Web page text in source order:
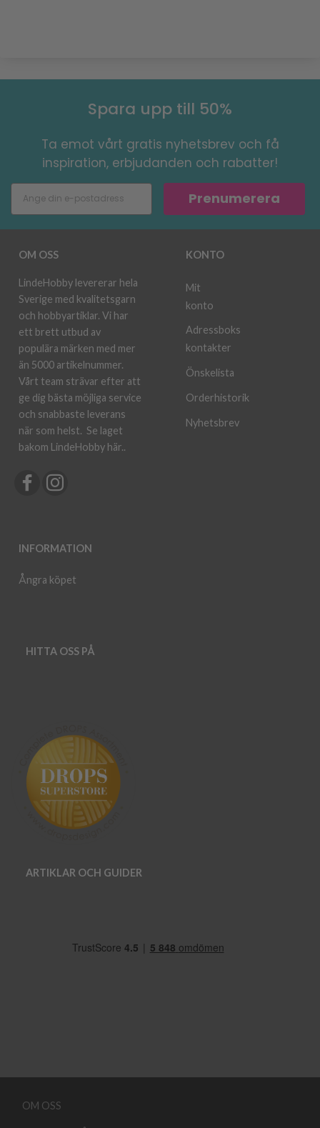
Spara upp till 50%
Ta emot vårt gratis nyhetsbrev och få
inspiration, erbjudanden och rabatter!
Prenumerera
OM OSS
LindeHobby levererar hela
Sverige med kvalitetsgarn
och hobbyartiklar. Vi har
ett brett utbud av
populära märken med mer
än 5000 artikelnummer.
Vårt team strävar efter att
ge dig bästa möjliga service
och snabbaste leverans
när som helst. Se laget
bakom LindeHobby här..
INFORMATION
Ångra köpet
KONTO
Mit
konto
Adressboks
kontakter
Önskelista
Orderhistorik
Nyhetsbrev
HITTA OSS PÅ
ARTIKLAR OCH GUIDER
OM OSS